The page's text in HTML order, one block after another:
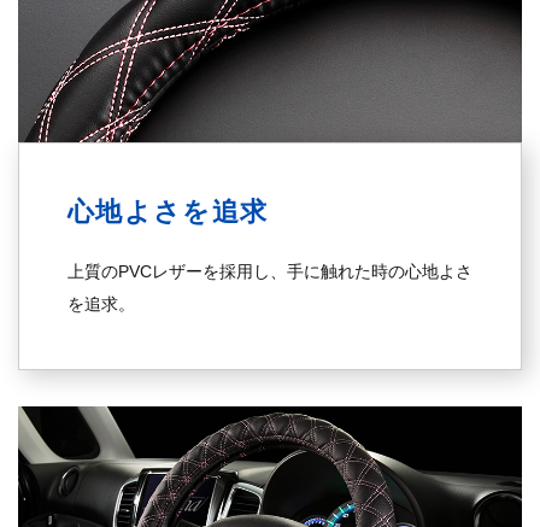
心地よさを追求
上質のPVCレザーを採用し、手に触れた時の心地よさ
を追求。